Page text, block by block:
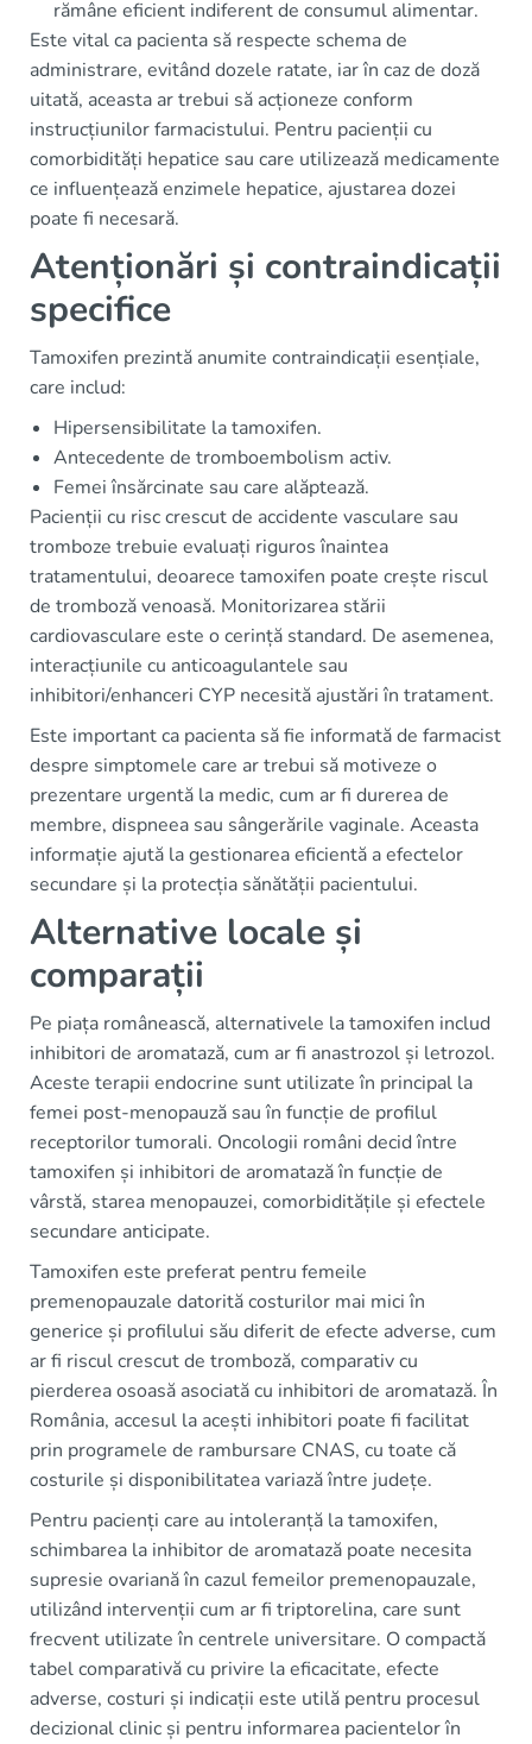
rămâne eficient indiferent de consumul alimentar.
Este vital ca pacienta să respecte schema de
administrare, evitând dozele ratate, iar în caz de doză
uitată, aceasta ar trebui să acționeze conform
instrucțiunilor farmacistului. Pentru pacienții cu
comorbidități hepatice sau care utilizează medicamente
ce influențează enzimele hepatice, ajustarea dozei
poate fi necesară.
Atenționări și contraindicații
specifice
Tamoxifen prezintă anumite contraindicații esențiale,
care includ:
Hipersensibilitate la tamoxifen.
Antecedente de tromboembolism activ.
Femei însărcinate sau care alăptează.
Pacienții cu risc crescut de accidente vasculare sau
tromboze trebuie evaluați riguros înaintea
tratamentului, deoarece tamoxifen poate crește riscul
de tromboză venoasă. Monitorizarea stării
cardiovasculare este o cerință standard. De asemenea,
interacțiunile cu anticoagulantele sau
inhibitori/enhanceri CYP necesită ajustări în tratament.
Este important ca pacienta să fie informată de farmacist
despre simptomele care ar trebui să motiveze o
prezentare urgentă la medic, cum ar fi durerea de
membre, dispneea sau sângerările vaginale. Aceasta
informație ajută la gestionarea eficientă a efectelor
secundare și la protecția sănătății pacientului.
Alternative locale și
comparații
Pe piața românească, alternativele la tamoxifen includ
inhibitori de aromatază, cum ar fi anastrozol și letrozol.
Aceste terapii endocrine sunt utilizate în principal la
femei post-menopauză sau în funcție de profilul
receptorilor tumorali. Oncologii români decid între
tamoxifen și inhibitori de aromatază în funcție de
vârstă, starea menopauzei, comorbiditățile și efectele
secundare anticipate.
Tamoxifen este preferat pentru femeile
premenopauzale datorită costurilor mai mici în
generice și profilului său diferit de efecte adverse, cum
ar fi riscul crescut de tromboză, comparativ cu
pierderea osoasă asociată cu inhibitori de aromatază. În
România, accesul la acești inhibitori poate fi facilitat
prin programele de rambursare CNAS, cu toate că
costurile și disponibilitatea variază între județe.
Pentru pacienți care au intoleranță la tamoxifen,
schimbarea la inhibitor de aromatază poate necesita
supresie ovariană în cazul femeilor premenopauzale,
utilizând intervenții cum ar fi triptorelina, care sunt
frecvent utilizate în centrele universitare. O compactă
tabel comparativă cu privire la eficacitate, efecte
adverse, costuri și indicații este utilă pentru procesul
decizional clinic și pentru informarea pacientelor în